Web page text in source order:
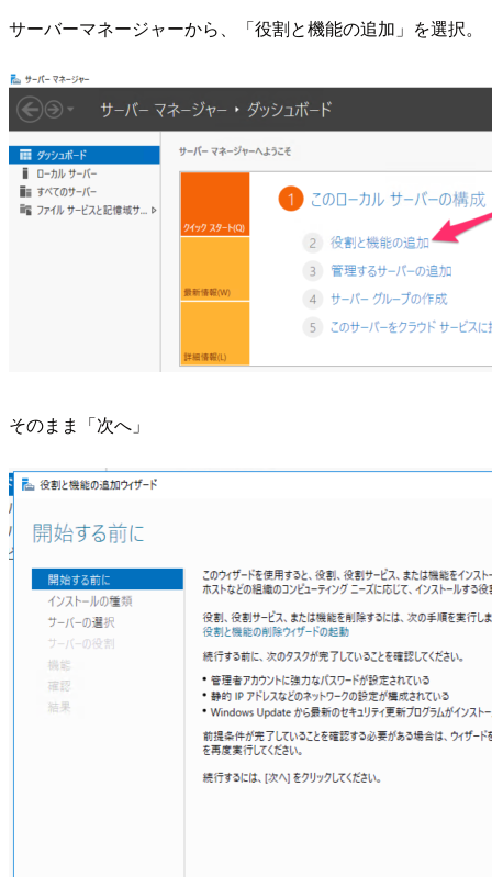
サーバーマネージャーから、「役割と機能の追加」を選択。
そのまま「次へ」